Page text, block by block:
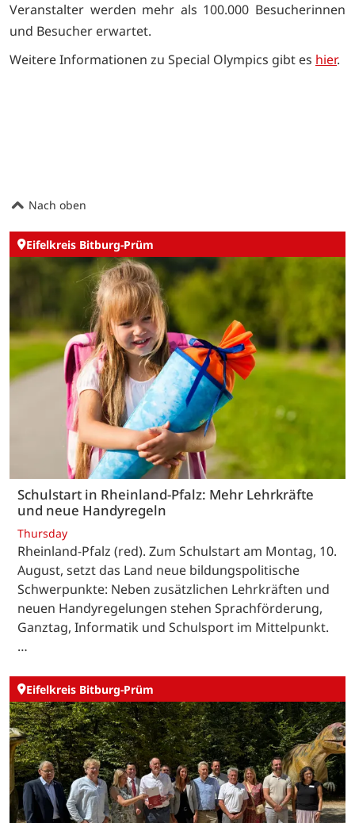
Veranstalter werden mehr als 100.000 Besucherinnen
und Besucher erwartet.
Weitere Informationen zu Special Olympics gibt es hier.
Nach oben
Eifelkreis Bitburg-Prüm
Schulstart in Rheinland-Pfalz: Mehr Lehrkräfte
und neue Handyregeln
Thursday
Rheinland-Pfalz (red). Zum Schulstart am Montag, 10.
August, setzt das Land neue bildungspolitische
Schwerpunkte: Neben zusätzlichen Lehrkräften und
neuen Handyregelungen stehen Sprachförderung,
Ganztag, Informatik und Schulsport im Mittelpunkt.
…
Eifelkreis Bitburg-Prüm